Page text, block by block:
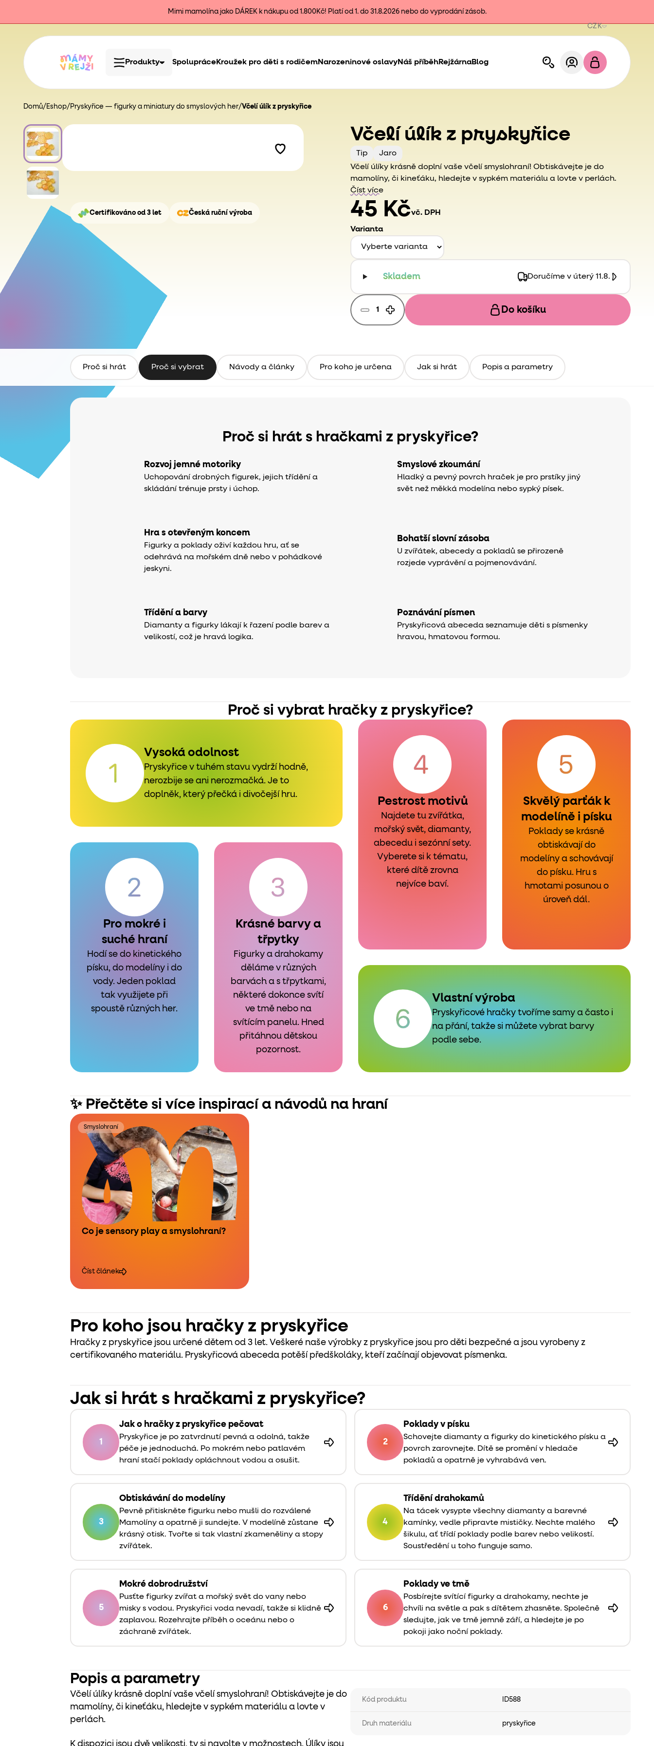
Mimi mamolína jako DÁREK k nákupu od 1.800Kč! Platí od 1. do 31.8.2026 nebo do vyprodání zásob.
CZK
Produkty SpolupráceKroužek pro děti s rodičemNarozeninové oslavyNáš příběhRejžárnaBlog
Domů/ Eshop/ Pryskyřice — figurky a miniatury do smyslových her/Včelí úlík z pryskyřice
Certifikováno od 3 let Česká ruční výroba
Včelí úlík z pryskyřice
Tip
Jaro
Včelí úlíky krásně doplní vaše včelí smyslohraní! Obtiskávejte je do
mamolíny, či kineťáku, hledejte v sypkém materiálu a lovte v perlách.
Číst více
45 Kčvč. DPH
Varianta
Skladem Doručíme v úterý 11.8.
Do košíku
Proč si hrát Proč si vybrat Návody a články Pro koho je určena Jak si hrát Popis a parametry
Proč si hrát s hračkami z pryskyřice?
Rozvoj jemné motoriky
Uchopování drobných figurek, jejich třídění a
skládání trénuje prsty i úchop.
Smyslové zkoumání
Hladký a pevný povrch hraček je pro prstíky jiný
svět než měkká modelína nebo sypký písek.
Hra s otevřeným koncem
Figurky a poklady oživí každou hru, ať se
odehrává na mořském dně nebo v pohádkové
jeskyni.
Bohatší slovní zásoba
U zvířátek, abecedy a pokladů se přirozeně
rozjede vyprávění a pojmenovávání.
Třídění a barvy
Diamanty a figurky lákají k řazení podle barev a
velikostí, což je hravá logika.
Poznávání písmen
Pryskyřicová abeceda seznamuje děti s písmenky
hravou, hmatovou formou.
Proč si vybrat hračky z pryskyřice?
Vysoká odolnost
Pryskyřice v tuhém stavu vydrží hodně,
nerozbije se ani nerozmačká. Je to
doplněk, který přečká i divočejší hru.
Pro mokré i
suché hraní
Hodí se do kinetického
písku, do modelíny i do
vody. Jeden poklad
tak využijete při
spoustě různých her.
Krásné barvy a
třpytky
Figurky a drahokamy
děláme v různých
barvách a s třpytkami,
některé dokonce svítí
ve tmě nebo na
svítícím panelu. Hned
přitáhnou dětskou
pozornost.
Pestrost motivů
Najdete tu zvířátka,
mořský svět, diamanty,
abecedu i sezónní sety.
Vyberete si k tématu,
které dítě zrovna
nejvíce baví.
Skvělý parťák k
modelíně i písku
Poklady se krásně
obtiskávají do
modelíny a schovávají
do písku. Hru s
hmotami posunou o
úroveň dál.
Vlastní výroba
Pryskyřicové hračky tvoříme samy a často i
na přání, takže si můžete vybrat barvy
podle sebe.
✨ Přečtěte si více inspirací a návodů na hraní
Smyslohraní
Co je sensory play a smyslohraní?
Číst článek
Pro koho jsou hračky z pryskyřice
Hračky z pryskyřice jsou určené dětem od 3 let. Veškeré naše výrobky z pryskyřice jsou pro děti bezpečné a jsou vyrobeny z
certifikovaného materiálu. Pryskyřicová abeceda potěší předškoláky, kteří začínají objevovat písmenka.
Jak si hrát s hračkami z pryskyřice?
1
Jak o hračky z pryskyřice pečovat
Pryskyřice je po zatvrdnutí pevná a odolná, takže
péče je jednoduchá. Po mokrém nebo patlavém
hraní stačí poklady opláchnout vodou a osušit.
2
Poklady v písku
Schovejte diamanty a figurky do kinetického písku a
povrch zarovnejte. Dítě se promění v hledače
pokladů a opatrně je vyhrabává ven.
3
Obtiskávání do modelíny
Pevně přitiskněte figurku nebo mušli do rozválené
Mamolíny a opatrně ji sundejte. V modelíně zůstane
krásný otisk. Tvořte si tak vlastní zkameněliny a stopy
zvířátek.
4
Třídění drahokamů
Na tácek vysypte všechny diamanty a barevné
kamínky, vedle připravte mističky. Nechte malého
šikulu, ať třídí poklady podle barev nebo velikostí.
Soustředění u toho funguje samo.
5
Mokré dobrodružství
Pusťte figurky zvířat a mořský svět do vany nebo
misky s vodou. Pryskyřici voda nevadí, takže si klidně
zaplavou. Rozehrajte příběh o oceánu nebo o
záchraně zvířátek.
6
Poklady ve tmě
Posbírejte svítící figurky a drahokamy, nechte je
chvíli na světle a pak s dítětem zhasněte. Společně
sledujte, jak ve tmě jemně září, a hledejte je po
pokoji jako noční poklady.
Popis a parametry
Včelí úlíky krásně doplní vaše včelí smyslohraní! Obtiskávejte je do
mamolíny, či kineťáku, hledejte v sypkém materiálu a lovte v
perlách.
K dispozici jsou dvě velikosti, ty si navolte v možnostech. Úlíky jsou
Kód produktu ID588
Druh materiálu pryskyřice